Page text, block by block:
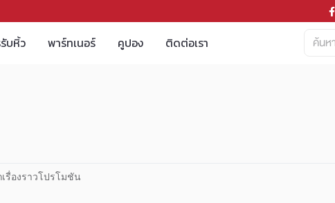
บหิ้ว พาร์ทเนอร์ คูปอง ติดต่อเรา
รื่องราวโปรโมชัน